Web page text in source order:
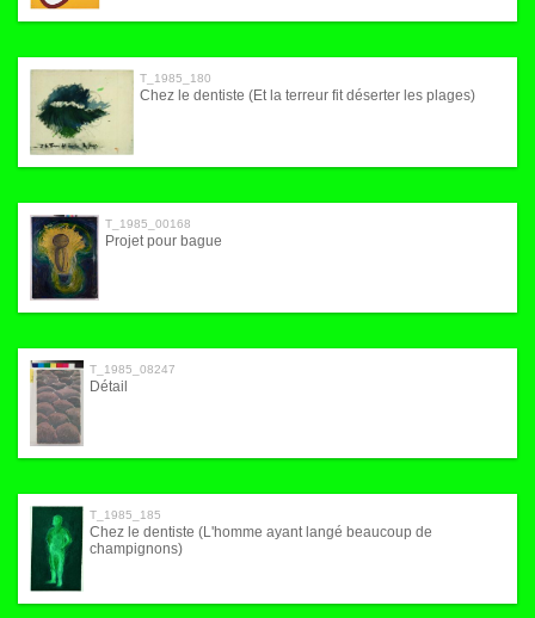
T_1985_180
Chez le dentiste (Et la terreur fit déserter les plages)
T_1985_00168
Projet pour bague
T_1985_08247
Détail
T_1985_185
Chez le dentiste (L'homme ayant langé beaucoup de
champignons)